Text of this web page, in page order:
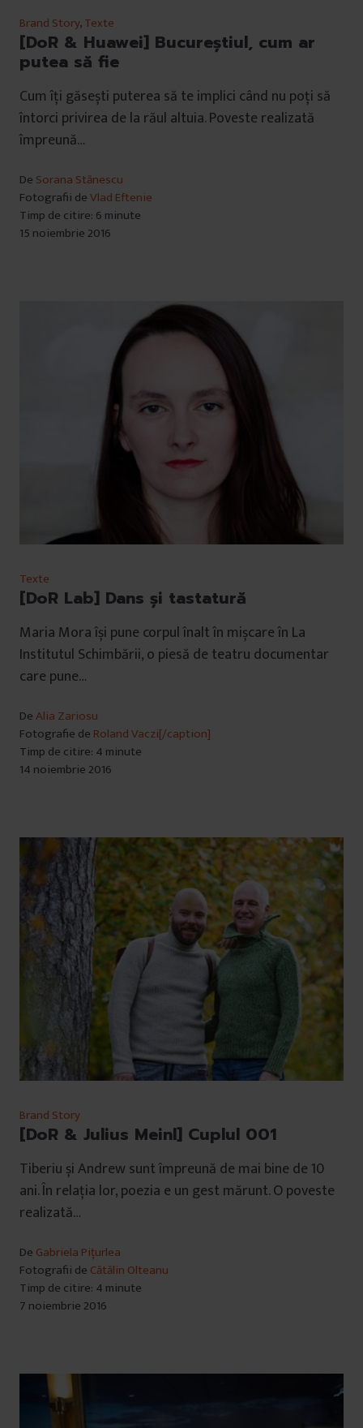
Brand Story,Texte
[DoR & Huawei] Bucureștiul, cum ar
putea să fie
Cum îți găsești puterea să te implici când nu poți să
întorci privirea de la răul altuia. Poveste realizată
împreună…
De Sorana Stănescu
Fotografii deVlad Eftenie
Timp de citire: 6 minute
15 noiembrie 2016
Texte
[DoR Lab] Dans și tastatură
Maria Mora își pune corpul înalt în mișcare în La
Institutul Schimbării, o piesă de teatru documentar
care pune…
DeAlia Zariosu
Fotografie de Roland Vaczi[/caption]
Timp de citire: 4 minute
14 noiembrie 2016
Brand Story
[DoR & Julius Meinl] Cuplul 001
Tiberiu și Andrew sunt împreună de mai bine de 10
ani. În relația lor, poezia e un gest mărunt. O poveste
realizată…
De Gabriela Pițurlea
Fotografii de Cătălin Olteanu
Timp de citire: 4 minute
7 noiembrie 2016